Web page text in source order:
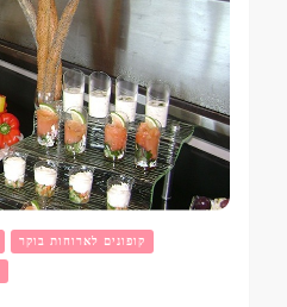
קופונים לארוחות בוקר